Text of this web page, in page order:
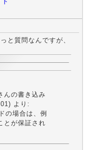
と質問なんですが、
んの書き込み
より:
の場合は、例
とが保証され